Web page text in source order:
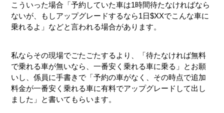
こういった場合「予約していた車は1時間待たなければなら
ないが、もしアップグレードするなら1日$XXでこんな車に
乗れるよ」などと言われる場合があります。
私ならその現場でごたごたするより、「待たなければ無料
で乗れる車が無いなら、一番安く乗れる車に乗る」とお願
いし、係員に手書きで「予約の車がなく、その時点で追加
料金が一番安く乗れる車に有料でアップグレードして出し
ました」と書いてもらいます。